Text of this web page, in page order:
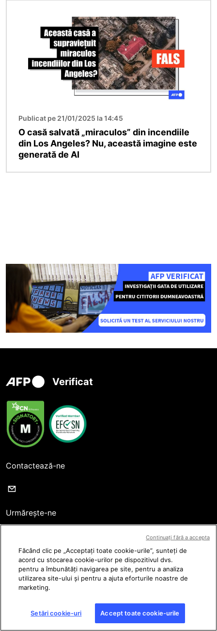
Publicat pe 21/01/2025 la 14:45
O casă salvată „miraculos” din incendiile
din Los Angeles? Nu, această imagine este
generată de AI
Verificat
Contactează-ne
Urmărește-ne
Termeni de utilizare
Politica de confidențialitate
Făcând clic pe „Acceptați toate cookie-urile”, sunteți de
acord cu stocarea cookie-urilor pe dispozitivul dvs.
pentru a îmbunătăți navigarea pe site, pentru a analiza
utilizarea site-ului și pentru a ajuta eforturile noastre de
marketing.
Setări cookie-uri Accept toate cookie-urile
Continuați fără a accepta